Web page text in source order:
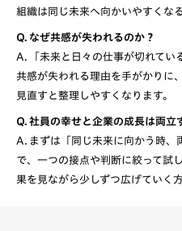
Q. なぜ共感が失われるのか？
A. 「未来と日々の仕事が切れてい
共感が失われる理由を手がかりに
Q. 社員の幸せと企業の成長は両立
A. まずは「同じ未来に向かう時、
で、一つの接点や判断に絞って試